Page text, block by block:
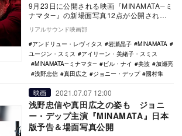
9月23日に公開される映画『MINAMATA―ミ
ナマタ―』の新場面写真12点が公開され
た。 本作は、ジョニー・デップが製作・
…
リアルサウンド映画部
アンドリュー・レヴィタス
岩瀬晶子
MINAMATA
ユージン・スミス
アイリーン・美緒子・スミス
MINAMATA―ミナマタ―
ビル・ナイ 美波
加瀬亮
浅野忠信
真田広之 ジョニー・デップ 國村隼
映画 2021.07.07 12:00
浅野忠信や真田広之の姿も ジョニ
ー・デップ主演『MINAMATA』日本
版予告＆場面写真公開